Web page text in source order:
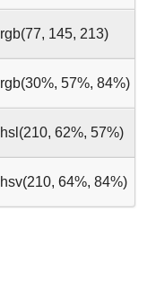
rgb(77, 145, 213)
rgb(30%, 57%, 84%)
hsl(210, 62%, 57%)
hsv(210, 64%, 84%)